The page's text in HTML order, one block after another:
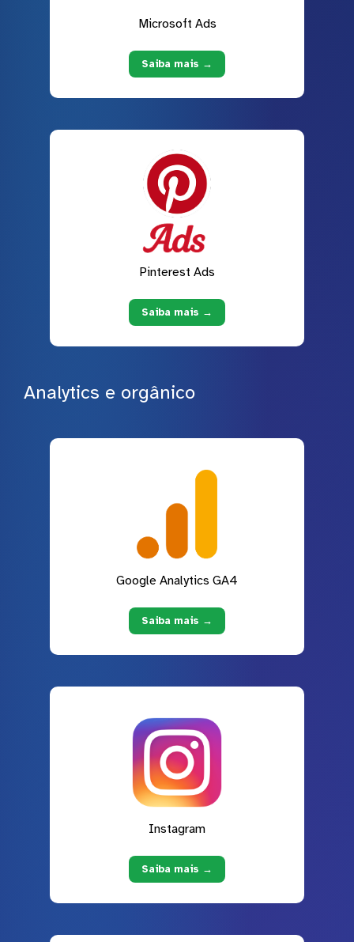
Microsoft Ads
Saiba mais →
Pinterest Ads
Saiba mais →
Analytics e orgânico
Google Analytics GA4
Saiba mais →
Instagram
Saiba mais →